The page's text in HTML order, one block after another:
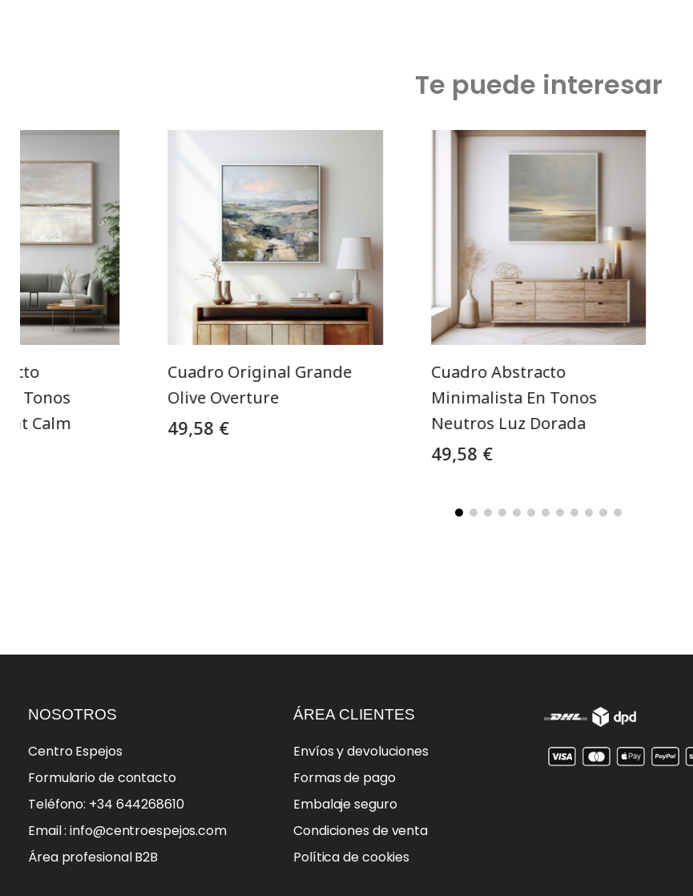
Te puede interesar
Tonos
Calm
Cuadro Original Grande
Olive Overture
49,58 €
Cuadro Abstracto
Minimalista En Tonos
Neutros Luz Dorada
49,58 €
NOSOTROS
Centro Espejos
Formulario de contacto
Teléfono: +34 644268610
Email : info@centroespejos.com
Área profesional B2B
ÁREA CLIENTES
Envíos y devoluciones
Formas de pago
Embalaje seguro
Condiciones de venta
Política de cookies